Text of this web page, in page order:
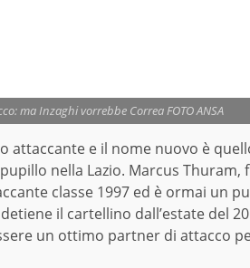
ma Inzaghi vorrebbe Correa FOTO ANSA
attaccante e il nome nuovo è
nella Lazio. Marcus Thuram,
classe 1997 ed è ormai un
il cartellino dall’estate del
un ottimo partner di attacco